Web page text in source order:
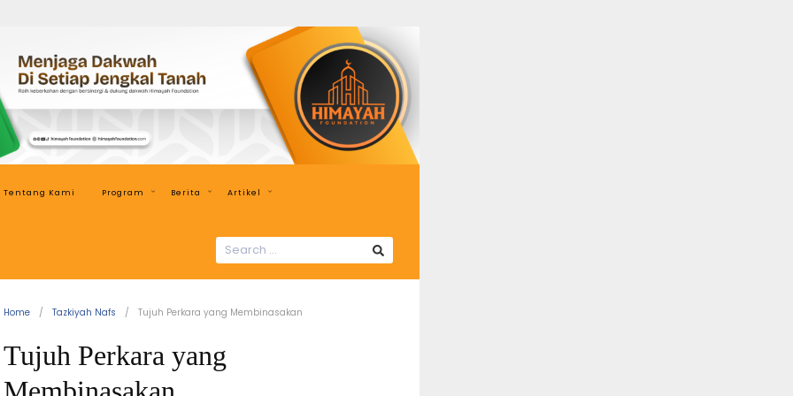
Himayah
Foundation
Menjaga
Dakwah
di
Setiap
Jengkal
Tentang Kami Program Berita Artikel
FOR:
Home Tazkiyah Nafs Tujuh Perkara yang Membinasakan
Tujuh Perkara yang